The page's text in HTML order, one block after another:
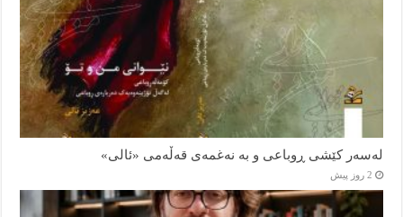
لەسەر کێشی ڕوباعی و به نەغمەی قەڵەمی «ئالی»
2 روز پیش